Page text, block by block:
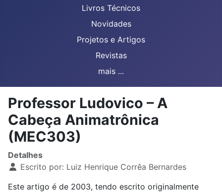
Livros Técnicos
Novidades
Projetos e Artigos
Revistas
mais ...
Professor Ludovico – A
Cabeça Animatrônica
(MEC303)
Detalhes
Escrito por: Luiz Henrique Corrêa Bernardes
Este artigo é de 2003, tendo escrito originalmente